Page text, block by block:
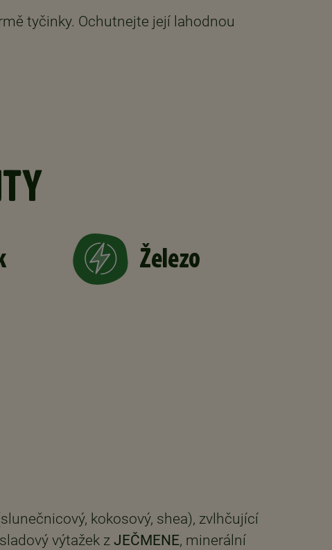
tyčinky. Ochutnejte její lahodnou
Železo
kokosový, shea), zvlhčující
výtažek z JEČMENE, minerální